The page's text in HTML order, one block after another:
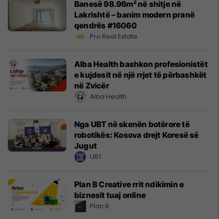
Banesë 98.96m² në shitje në
Lakrishtë – banim modern pranë
qendrës #16060
Pro Real Estate
Alba Health bashkon profesionistët
e kujdesit në një rrjet të përbashkët
në Zvicër
Alba Health
Nga UBT në skenën botërore të
robotikës: Kosova drejt Koresë së
Jugut
UBT
Plan B Creative rrit ndikimin e
biznesit tuaj online
Plan B